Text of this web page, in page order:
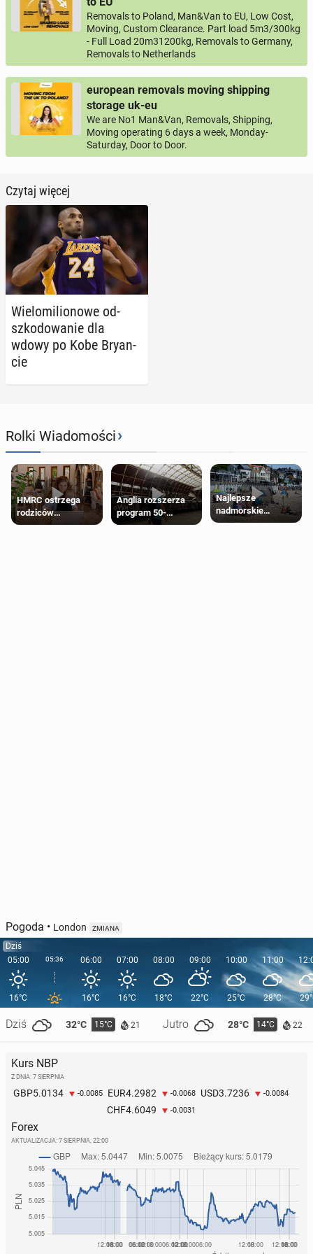
Removals to Poland, Man&Van to EU, Low Cost,
Moving, Custom Clearance. Part load 5m3/300kg
- Full Load 20m31200kg, Removals to Germany,
Removals to Netherlands
european removals moving shipping
storage uk-eu
We are No1 Man&Van, Removals, Shipping,
Moving operating 6 days a week, Monday-
Saturday, Door to Door.
Czytaj więcej
Wie­lo­mi­lio­no­we od­
szko­do­wa­nie dla
wdowy po Kobe Bry­an­
cie
Rolki Wiadomości›
HMRC ostrzega
rodziców
pobierających Child
Anglia rozszerza
program 50-
procentowych
Najlepsze
nadmorskie
miasteczko blisko
Pogoda • London ZMIANA
Dziś
05:00
16°C
Dziś 32°C 15°C 21 Jutro 28°C 14°C 22
05:36 06:00
16°C
07:00
16°C
08:00
18°C
09:00
22°C
10:00
25°C
11:00
28°C
Kurs NBP
Z DNIA: 7 SIERPNIA
GBP5.0134 -0.0085 EUR4.2982 -0.0068 USD3.7236 -0.0084
CHF4.6049 -0.0031
Forex
AKTUALIZACJA: 7 SIERPNIA, 22:00